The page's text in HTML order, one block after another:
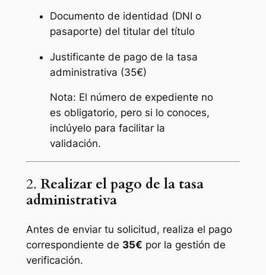
Documento de identidad (DNI o
pasaporte) del titular del título
Justificante de pago de la tasa
administrativa (35€)
Nota: El número de expediente no
es obligatorio, pero si lo conoces,
inclúyelo para facilitar la
validación.
2. Realizar el pago de la tasa
administrativa
Antes de enviar tu solicitud, realiza el pago
correspondiente de 35€ por la gestión de
verificación.